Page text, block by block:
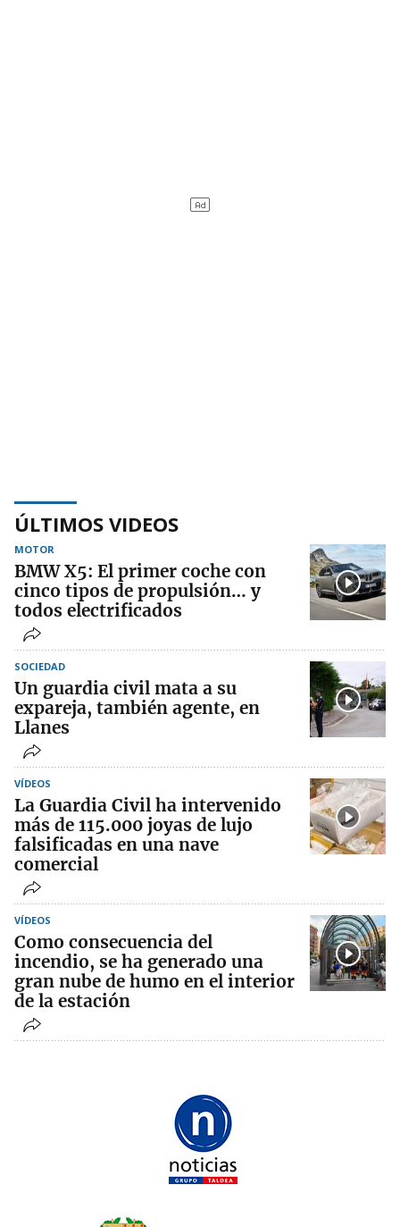
ÚLTIMOS VIDEOS
MOTOR
BMW X5: El primer coche con
cinco tipos de propulsión… y
todos electrificados
SOCIEDAD
Un guardia civil mata a su
expareja, también agente, en
Llanes
VÍDEOS
La Guardia Civil ha intervenido
más de 115.000 joyas de lujo
falsificadas en una nave
comercial
VÍDEOS
Como consecuencia del
incendio, se ha generado una
gran nube de humo en el interior
de la estación